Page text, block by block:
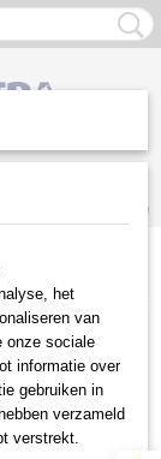
(0)
het
van
onze sociale
informatie over
gebruiken in
verzameld
verstrekt.